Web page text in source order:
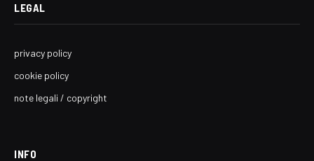
LEGAL
privacy policy
cookie policy
note legali / copyright
INFO